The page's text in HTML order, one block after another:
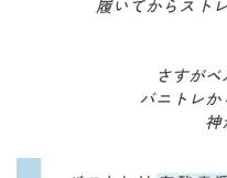
履いてからスト
さすが
バニトレ
神